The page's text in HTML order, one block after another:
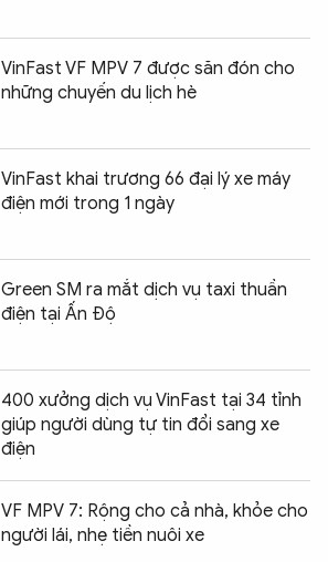
VinFast VF MPV 7 được săn đón cho
những chuyến du lịch hè
VinFast khai trương 66 đại lý xe máy
điện mới trong 1 ngày
Green SM ra mắt dịch vụ taxi thuần
điện tại Ấn Độ
400 xưởng dịch vụ VinFast tại 34 tỉnh
giúp người dùng tự tin đổi sang xe
điện
VF MPV 7: Rộng cho cả nhà, khỏe cho
người lái, nhẹ tiền nuôi xe